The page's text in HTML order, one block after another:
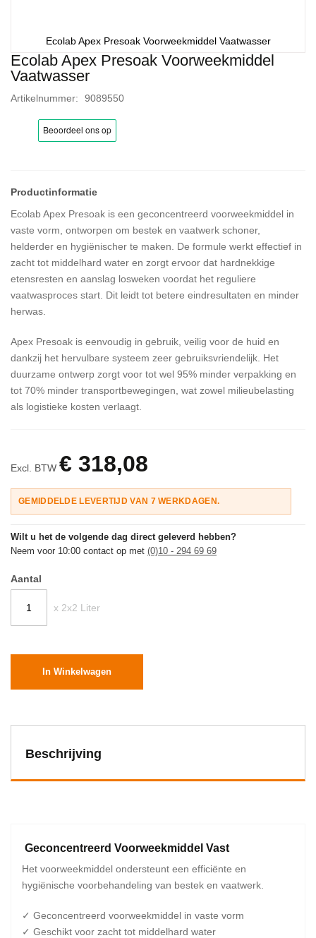
Ecolab Apex Presoak Voorweekmiddel
Vaatwasser
Artikelnummer 9089550
Ecolab Apex Presoak is een geconcentreerd voorweekmiddel in
vaste vorm, ontworpen om bestek en vaatwerk schoner,
helderder en hygiënischer te maken. De formule werkt effectief in
zacht tot middelhard water en zorgt ervoor dat hardnekkige
etensresten en aanslag losweken voordat het reguliere
vaatwasproces start. Dit leidt tot betere eindresultaten en minder
herwas.
Apex Presoak is eenvoudig in gebruik, veilig voor de huid en
dankzij het hervulbare systeem zeer gebruiksvriendelijk. Het
duurzame ontwerp zorgt voor tot wel 95% minder verpakking en
tot 70% minder transportbewegingen, wat zowel milieubelasting
als logistieke kosten verlaagt.
Excl. BTW € 318,08
GEMIDDELDE LEVERTIJD VAN 7 WERKDAGEN.
Wilt u het de volgende dag direct geleverd hebben?
Neem voor 10:00 contact op met (0)10 - 294 69 69
Aantal
x 2x2 Liter
In Winkelwagen
Ecolab Apex Presoak Voorweekmiddel Vaatwasser
Ga
naar
begin
afbeeldingen-
Beschrijving
Geconcentreerd Voorweekmiddel Vast
Het voorweekmiddel ondersteunt een efficiënte en
hygiënische voorbehandeling van bestek en vaatwerk.
✓ Geconcentreerd voorweekmiddel in vaste vorm
✓ Geschikt voor zacht tot middelhard water